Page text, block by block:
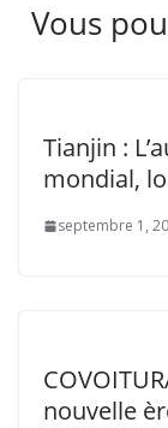
Vous
Tianjin :
mondial,
septembre 1,
nouvelle